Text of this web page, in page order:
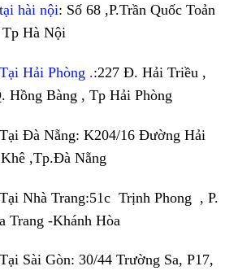
hài nội: Số 68 ,P.Trần Quốc Toản
Hà Nội
Hải Phòng .:227 Đ. Hải Triều ,
Hồng Bàng , Tp Hải Phòng
Đà Nẵng: K204/16 Đường Hải
,Tp.Đà Nẵng
Nhà Trang:51c Trịnh Phong , P.
Trang -Khánh Hòa
Sài Gòn: 30/44 Trường Sa, P17,